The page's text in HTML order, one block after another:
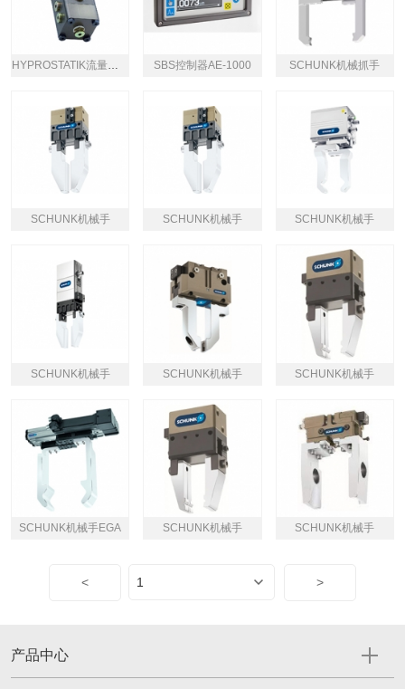
HYPROSTATIK流量控制器 SBS控制器AE-1000 SCHUNK机械抓手
SCHUNK机械手 SCHUNK机械手 SCHUNK机械手
SCHUNK机械手 SCHUNK机械手 SCHUNK机械手
SCHUNK机械手EGA SCHUNK机械手 SCHUNK机械手
< >
产品中心